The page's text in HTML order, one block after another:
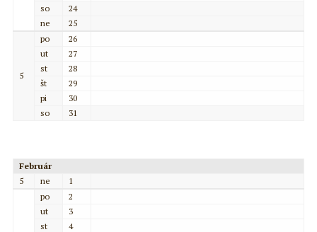
so
24
ne
25
5
po
26
ut
27
st
28
št
29
pi
30
so
31
Február
5
ne 1
po
2
ut
3
st
4